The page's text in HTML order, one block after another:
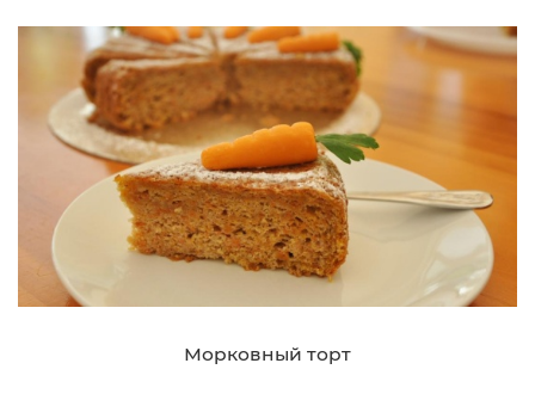
Морковный торт